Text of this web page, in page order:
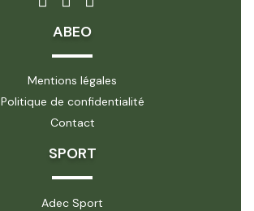
ABEO
Mentions légales
Politique de confidentialité
Contact
SPORT
Adec Sport